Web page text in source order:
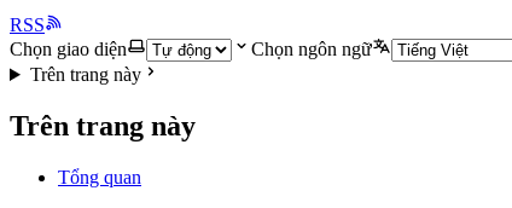
RSS
Chọn giao diện
Chọn ngôn ngữ
Trên trang này
Trên trang này
Tổng quan